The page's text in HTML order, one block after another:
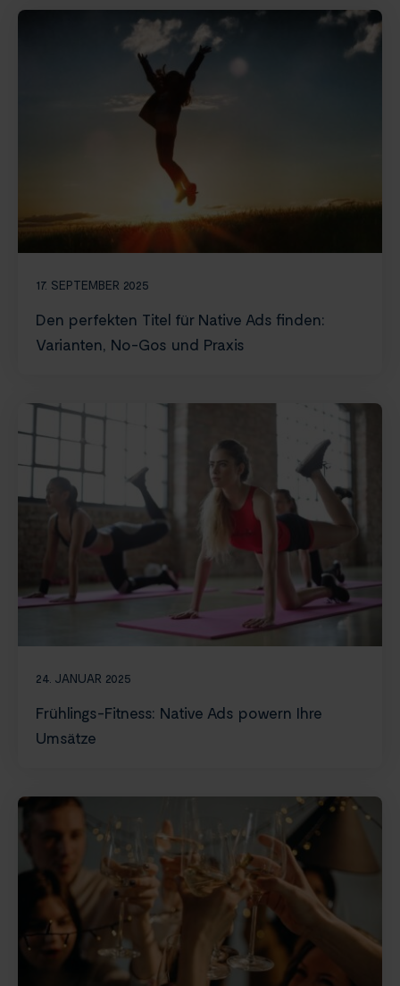
17. SEPTEMBER 2025
Den perfekten Titel für Native Ads finden:
Varianten, No-Gos und Praxis
24. JANUAR 2025
Frühlings-Fitness: Native Ads powern Ihre
Umsätze